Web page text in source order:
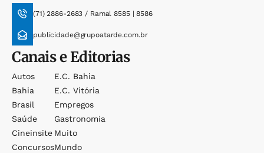
(71) 2886-2683 / Ramal 8585 | 8586
publicidade@grupoatarde.com.br
Canais e Editorias
Autos
Bahia
Brasil
Saúde
Cineinsite
Concursos
E.c. Bahia
E.c. Vitória
Empregos
Gastronomia
Muito
Mundo